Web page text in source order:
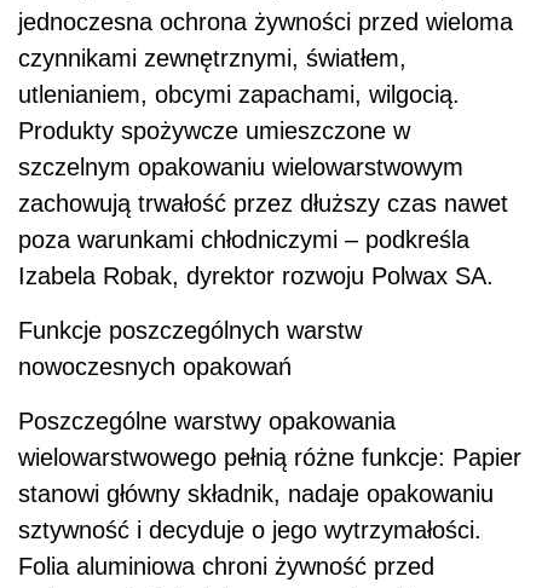
jednoczesna ochrona żywności przed wieloma
czynnikami zewnętrznymi, światłem,
utlenianiem, obcymi zapachami, wilgocią.
Produkty spożywcze umieszczone w
szczelnym opakowaniu wielowarstwowym
zachowują trwałość przez dłuższy czas nawet
poza warunkami chłodniczymi – podkreśla
Izabela Robak, dyrektor rozwoju Polwax SA.
Funkcje poszczególnych warstw
nowoczesnych opakowań
Poszczególne warstwy opakowania
wielowarstwowego pełnią różne funkcje: Papier
stanowi główny składnik, nadaje opakowaniu
sztywność i decyduje o jego wytrzymałości.
Folia aluminiowa chroni żywność przed